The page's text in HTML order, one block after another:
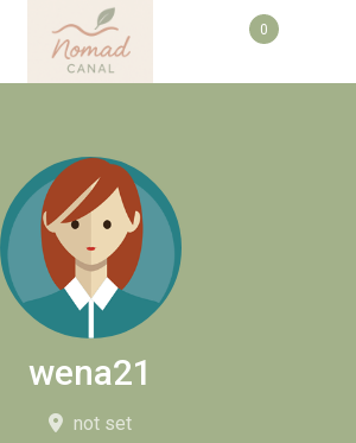
0
wena21
not set